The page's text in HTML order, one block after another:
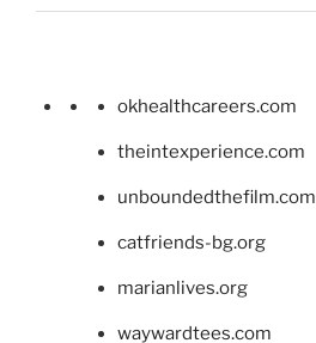
okhealthcareers.com
theintexperience.com
unboundedthefilm.com
catfriends-bg.org
marianlives.org
waywardtees.com